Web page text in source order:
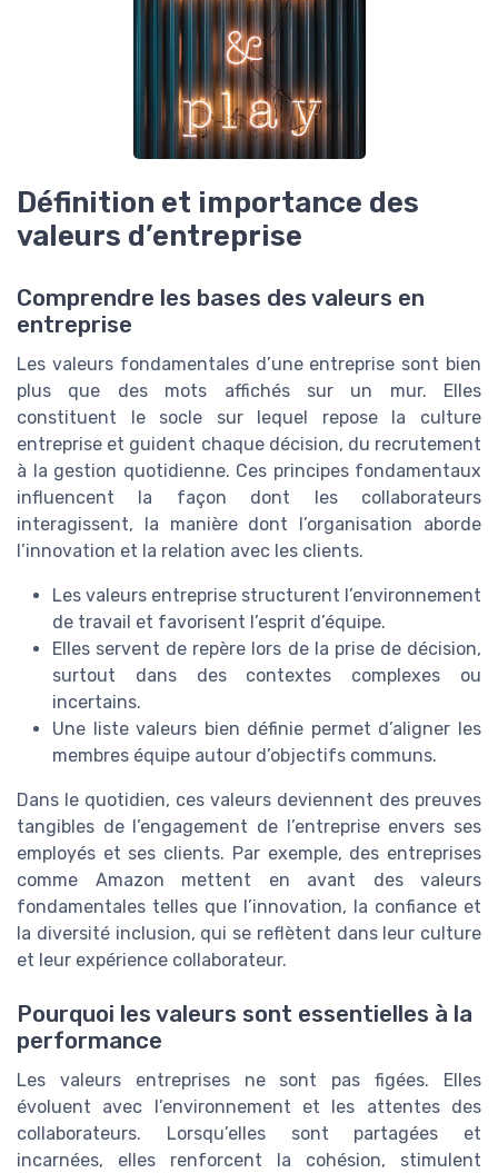
Définition et importance des
valeurs d’entreprise
Comprendre les bases des valeurs en
entreprise
Les valeurs fondamentales d’une entreprise sont bien
plus que des mots affichés sur un mur. Elles
constituent le socle sur lequel repose la culture
entreprise et guident chaque décision, du recrutement
à la gestion quotidienne. Ces principes fondamentaux
influencent la façon dont les collaborateurs
interagissent, la manière dont l’organisation aborde
l’innovation et la relation avec les clients.
Les valeurs entreprise structurent l’environnement
de travail et favorisent l’esprit d’équipe.
Elles servent de repère lors de la prise de décision,
surtout dans des contextes complexes ou
incertains.
Une liste valeurs bien définie permet d’aligner les
membres équipe autour d’objectifs communs.
Dans le quotidien, ces valeurs deviennent des preuves
tangibles de l’engagement de l’entreprise envers ses
employés et ses clients. Par exemple, des entreprises
comme Amazon mettent en avant des valeurs
fondamentales telles que l’innovation, la confiance et
la diversité inclusion, qui se reflètent dans leur culture
et leur expérience collaborateur.
Pourquoi les valeurs sont essentielles à la
performance
Les valeurs entreprises ne sont pas figées. Elles
évoluent avec l’environnement et les attentes des
collaborateurs. Lorsqu’elles sont partagées et
incarnées, elles renforcent la cohésion, stimulent